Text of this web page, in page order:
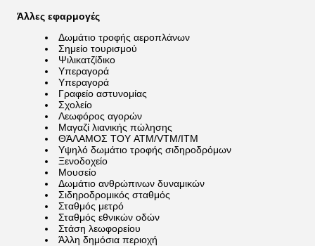
Άλλες εφαρμογές
Δωμάτιο τροφής αεροπλάνων
Σημείο τουρισμού
Ψιλικατζίδικο
Υπεραγορά
Υπεραγορά
Γραφείο αστυνομίας
Σχολείο
Λεωφόρος αγορών
Μαγαζί λιανικής πώλησης
ΘΆΛΑΜΟΣ ΤΟΥ ATM/VTM/ITM
Υψηλό δωμάτιο τροφής σιδηροδρόμων
Ξενοδοχείο
Μουσείο
Δωμάτιο ανθρώπινων δυναμικών
Σιδηροδρομικός σταθμός
Σταθμός μετρό
Σταθμός εθνικών οδών
Στάση λεωφορείου
Άλλη δημόσια περιοχή